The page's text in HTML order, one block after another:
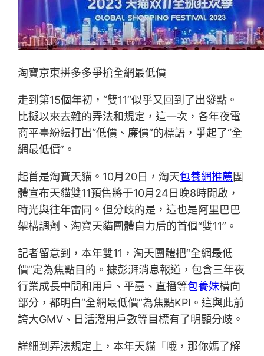
淘寶京東拼多多爭搶全網最低價
走到第15個年初，“雙11”似乎又回到了出發點。
比擬以來去雜的弄法和規定，這一次，各年夜電
商平臺紛紜打出“低價、廉價”的標語，爭起了“全
網最低價”。
起首是淘寶天貓。10月20日，淘天包養網推薦團
體宣布天貓雙11預售將于10月24日晚8時開啟，
時光與往年雷同。但分歧的是，這也是阿里巴巴
架構調劑、淘寶天貓團體自力后的首個“雙11”。
記者留意到，本年雙11，淘天團體把“全網最低
價”定為焦點目的。據彭湃消息報道，包含三年夜
行業成長中間和用戶、平臺、直播等包養妹橫向
部分，都明白“全網最低價”為焦點KPI。這與此前
誇大GMV、日活潑用戶數等目標有了明顯分歧。
詳細到弄法規定上，本年天貓「哦，那你媽了解